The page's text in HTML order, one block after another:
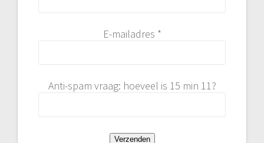
E-mailadres *
Anti-spam vraag: hoeveel is 15 min 11?